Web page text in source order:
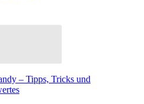
– Tipps, Tricks und